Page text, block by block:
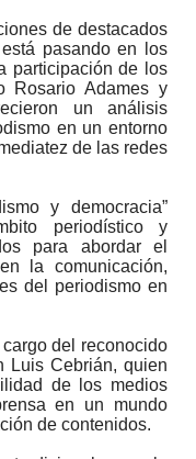
de destacados
pasando en los
participación de los
Rosario Adames y
un análisis
en un entorno
de las redes
y democracia”
periodístico y
para abordar el
la comunicación,
del periodismo en
del reconocido
Luis Cebrián, quien
de los medios
en un mundo
de contenidos.